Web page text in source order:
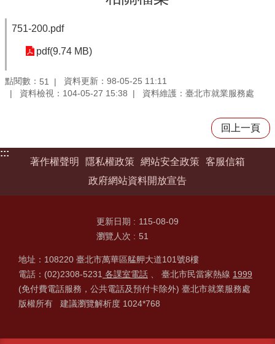
751-200.pdf
pdf(9.74 MB)
點閱數： 51
資料更新：98-05-25 11:11
資料檢視：104-05-27 15:38
資料維護：臺北市就業服務處
回上一頁
:::
著作權聲明
隱私權政策 網站安全政策 客服信箱
政府網站資料開放宣告
更新日期
115-08-09
瀏覽人次
51
地址：108220 臺北市萬華區艋舺大道101號8樓
電話：(02)2308-5231 各課室電話 、 臺北市民當家熱線 1999
(免付費電話服務，公共電話及預付卡除外) 臺北市就業服務處
版權所有 建議瀏覽解析度 1024*768